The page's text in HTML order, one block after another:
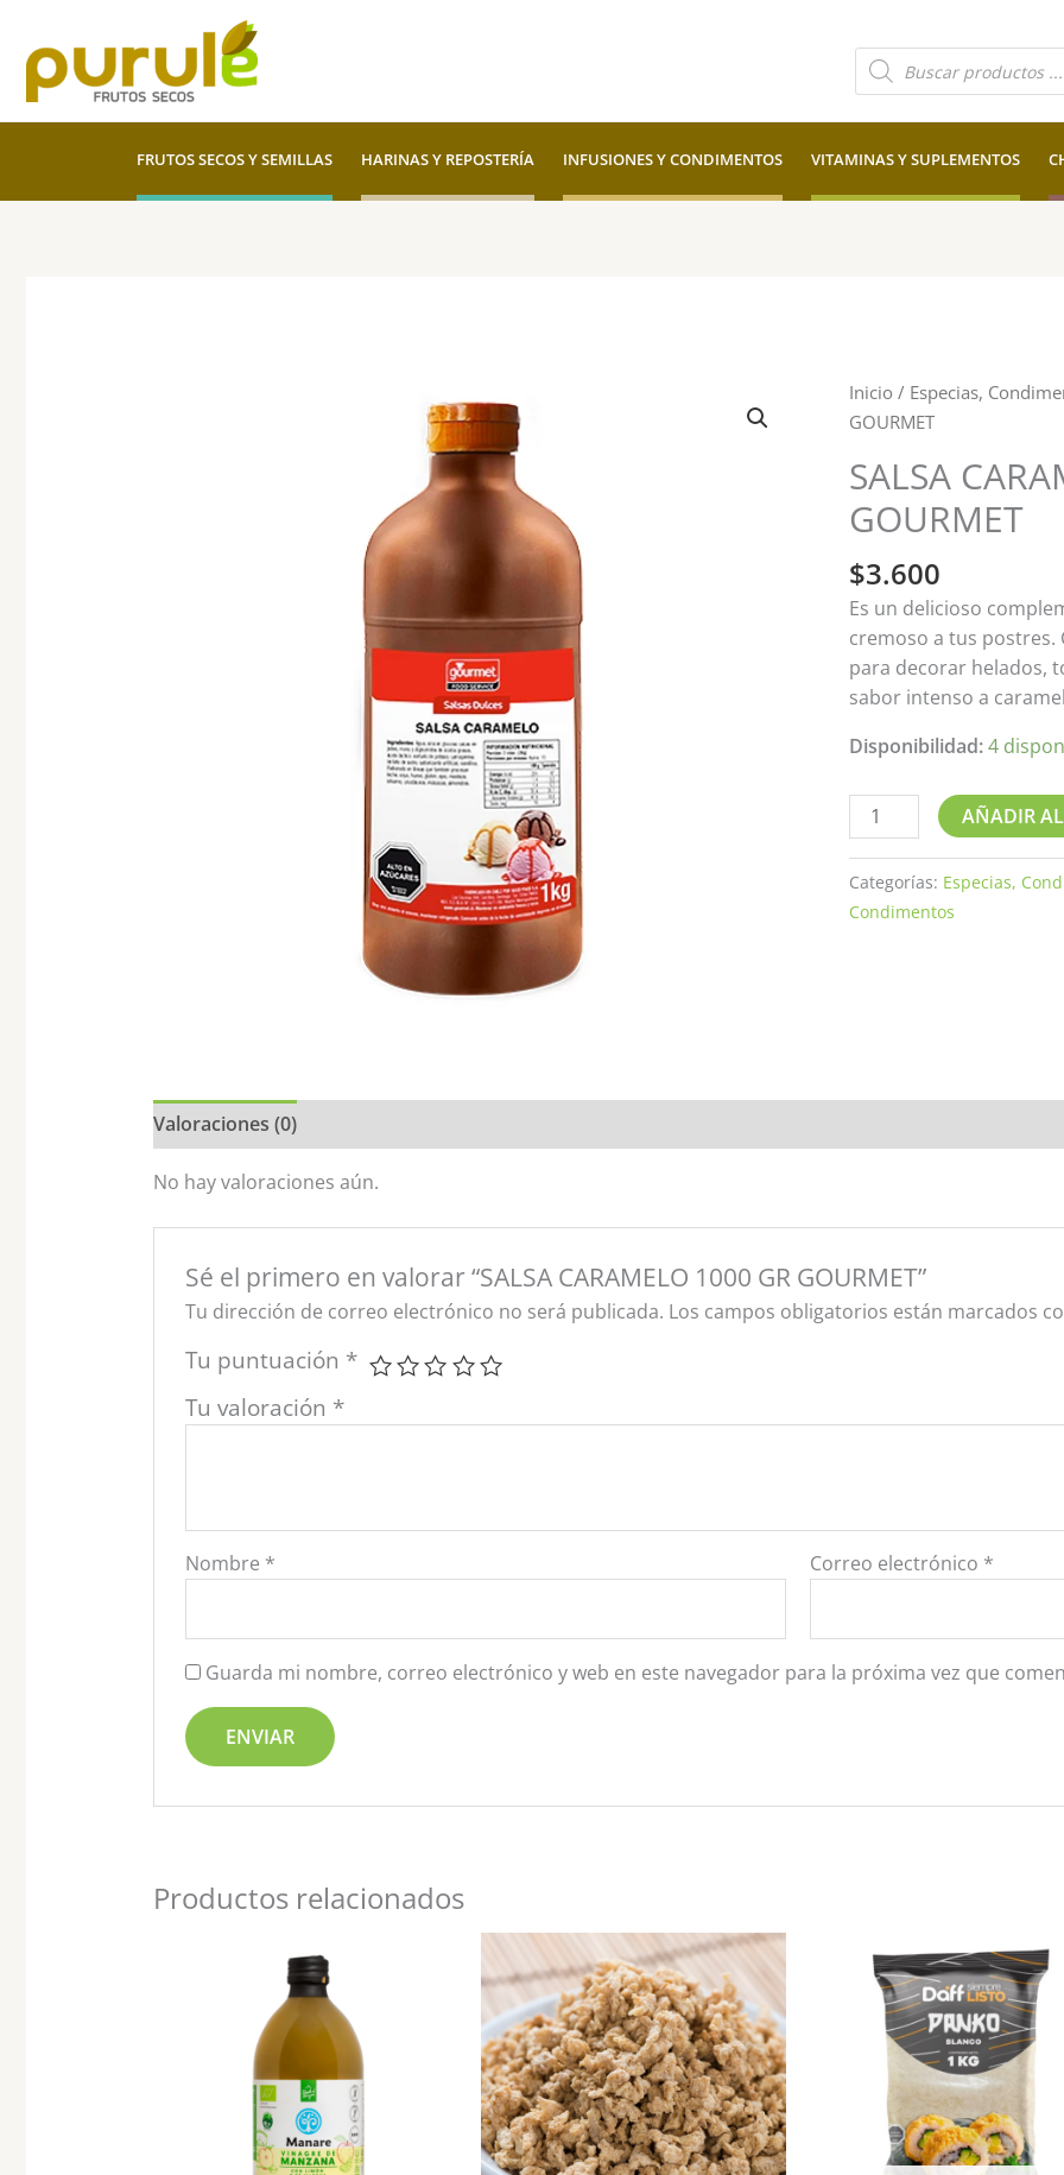
contenido
Búsqueda
de
productos
FRUTOS SECOS Y SEMILLAS HARINAS Y REPOSTERÍA INFUSIONES Y CONDIMENTOS VITAMINAS Y SUPLEMENTOS
Inicio / Especias,
GOURMET
SALSA
GOURMET
$3.600
Es un delicioso
cremoso a tus postres.
para decorar helados,
sabor intenso a
Disponibilidad: 4
SALSA
CARAMELO
GR
GOURMET
cantidad
AÑADIR
Categorías: Especias,
Condimentos
Valoraciones (0)
No hay valoraciones aún.
Sé el primero en valorar “SALSA CARAMELO 1000 GR GOURMET”
Tu dirección de correo electrónico no será publicada. Los campos obligatorios están marcados
Tu puntuación *
Tu valoración *
Nombre * Correo electrónico *
Guarda mi nombre, correo electrónico y web en este navegador para la próxima vez que
Productos relacionados